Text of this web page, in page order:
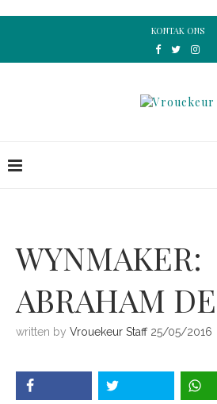
KONTAK ONS
WYNMAKER:
ABRAHAM
written by Vrouekeur Staff 25/05/2016